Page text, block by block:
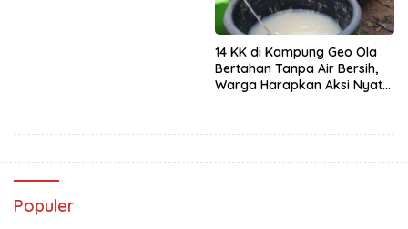
14 KK di Kampung Geo Ola
Bertahan Tanpa Air Bersih,
Warga Harapkan Aksi Nyata
Populer